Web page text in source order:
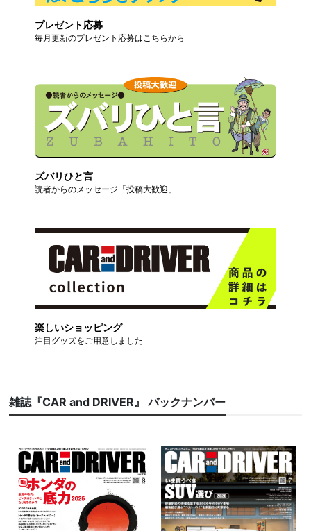
プレゼント応募
毎月更新のプレゼント応募はこちらから
ズバリひと言
読者からのメッセージ「投稿大歓迎」
楽しいショッピング
注目グッズをご用意しました
雑誌『CAR and DRIVER』 バックナンバー